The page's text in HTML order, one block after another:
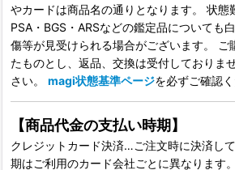
やカードは商品名の通りとなります。 状態
PSA・BGS・ARSなどの鑑定品についても
傷等が見受けられる場合がございます。 ご
たものとし、返品、交換は受付しておりま
さい。 magi状態基準ページを必ずご確認
【商品代金の支払い時期】
クレジットカード決済…ご注文時に決済し
期はご利用のカード会社ごとに異なります。